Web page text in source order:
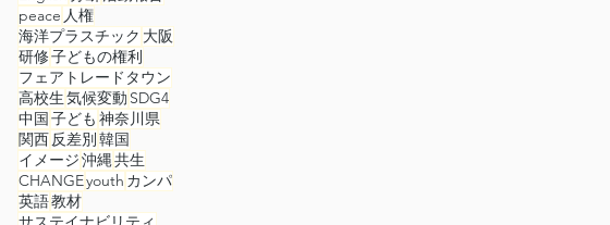
peace 人権
海洋プラスチック 大阪
研修子どもの権利
フェアトレードタウン
高校生気候変動 SDG4
中国子ども 神奈川県
関西反差別韓国
イメージ沖縄共生
CHANGEyouth カンパ
英語教材